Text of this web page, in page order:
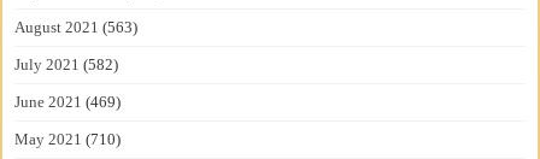
August 2021 (563)
July 2021 (582)
June 2021 (469)
May 2021 (710)